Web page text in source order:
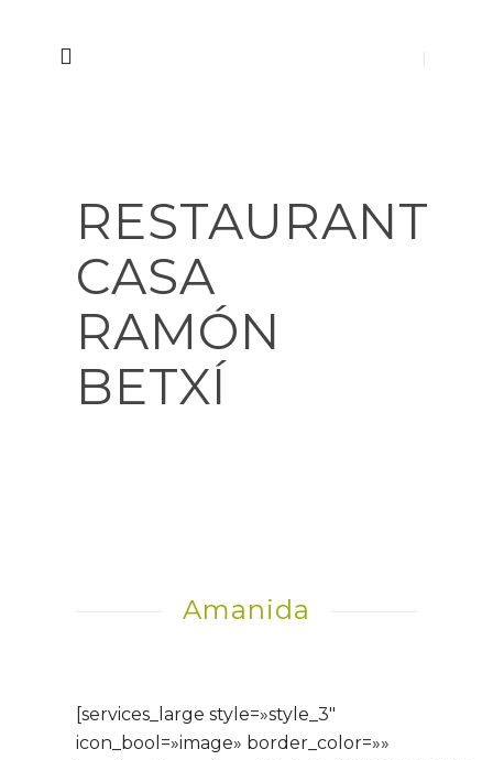
RESTAURANT
CASA
RAMÓN
BETXÍ
Amanida
[services_large style=»style_3″
icon_bool=»image» border_color=»»